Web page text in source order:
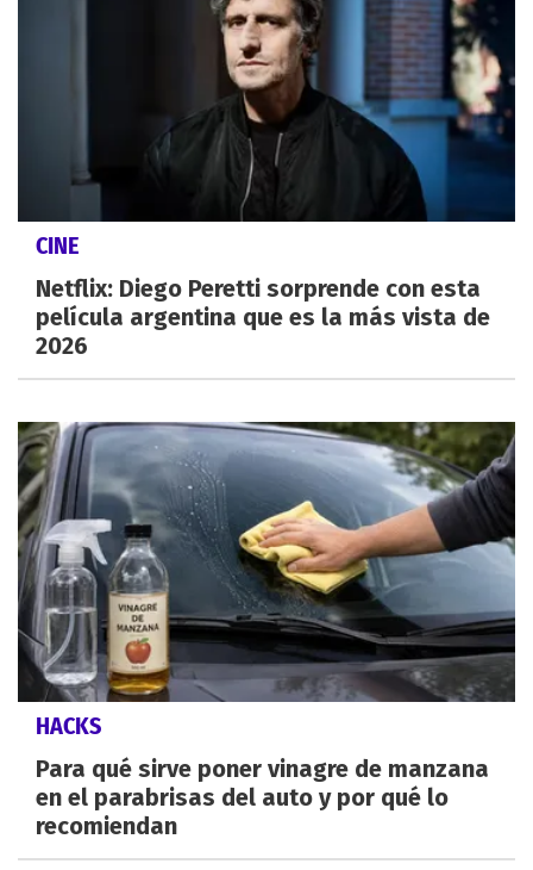
CINE
Netflix: Diego Peretti sorprende con esta
película argentina que es la más vista de
2026
HACKS
Para qué sirve poner vinagre de manzana
en el parabrisas del auto y por qué lo
recomiendan